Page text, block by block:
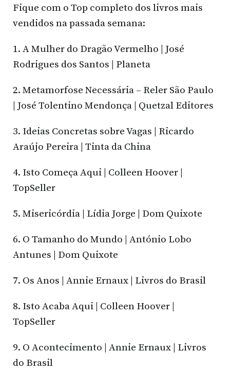
Fique com o Top completo dos livros mais
vendidos na passada semana:
1. A Mulher do Dragão Vermelho | José
Rodrigues dos Santos | Planeta
2. Metamorfose Necessária – Reler São Paulo
| José Tolentino Mendonça | Quetzal Editores
3. Ideias Concretas sobre Vagas | Ricardo
Araújo Pereira | Tinta da China
4. Isto Começa Aqui | Colleen Hoover |
TopSeller
5. Misericórdia | Lídia Jorge | Dom Quixote
6. O Tamanho do Mundo | António Lobo
Antunes | Dom Quixote
7. Os Anos | Annie Ernaux | Livros do Brasil
8. Isto Acaba Aqui | Colleen Hoover |
TopSeller
9. O Acontecimento | Annie Ernaux | Livros
do Brasil